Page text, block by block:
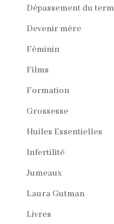
Dépassement du
Devenir mère
Féminin
Films
Formation
Grossesse
Huiles Essentielles
Infertilité
Jumeaux
Laura Gutman
Livres